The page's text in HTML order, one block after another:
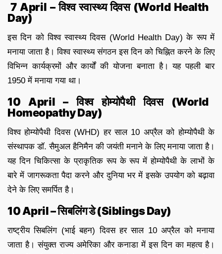
7 April – विश्व स्वास्थ्य दिवस (World Health
Day)
इस दिन को विश्व स्वास्थ्य दिवस (World Health Day) के रूप में
मनाया जाता है। विश्व स्वास्थ्य संगठन इस दिन को चिह्नित करने के लिए
विभिन्न कार्यक्रमों और कार्यों की योजना बनाता है। यह पहली बार
1950 में मनाया गया था।
10 April – विश्व होम्योपैथी दिवस (World
Homeopathy Day)
विश्व होम्योपैथी दिवस (WHD) हर साल 10 अप्रैल को होम्योपैथी के
संस्थापक डॉ. सैमुअल हैनिमैन की जयंती मनाने के लिए मनाया जाता है।
यह दिन चिकित्सा के प्राकृतिक रूप के रूप में होम्योपैथी के लाभों के
बारे में जागरूकता पैदा करने और दुनिया भर में इसके उपयोग को बढ़ावा
देने के लिए समर्पित है।
10 April – सिबलिंग डे (Siblings Day)
राष्ट्रीय सिबलिंग (भाई बहन) दिवस हर साल 10 अप्रैल को मनाया
जाता है। संयुक्त राज्य अमेरिका और कनाडा में इस दिन का महत्व है।